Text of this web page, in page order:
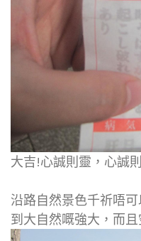
大吉!心誠則靈，心誠
沿路自然景色千祈唔
到大自然嘅強大，而